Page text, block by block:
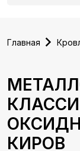
Главная
КИРОВ